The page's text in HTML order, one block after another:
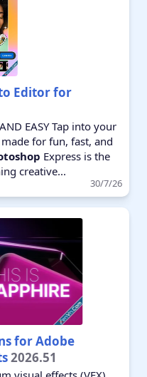
Editor for
EASY Tap into your
for fun, fast, and
Express is the
creative...
30/7/26
for Adobe
2026.51